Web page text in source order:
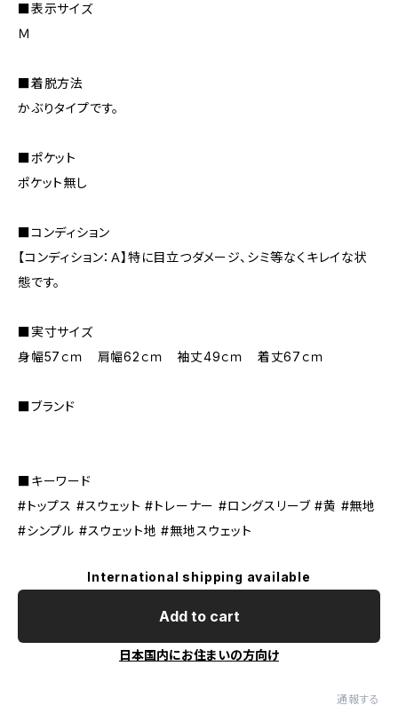
■表示サイズ
Ｍ
■着脱方法
かぶりタイプです。
■ポケット
ポケット無し
■コンディション
【コンディション：Ａ】特に目立つダメージ、シミ等なくキレイな状
態です。
■実寸サイズ
身幅57ｃｍ 肩幅62ｃｍ 袖丈49ｃｍ 着丈67ｃｍ
■ブランド
■キーワード
#トップス #スウェット #トレーナー #ロングスリーブ #黄 #無地
#シンプル #スウェット地 #無地スウェット
International shipping available
Add to cart
日本国内にお住まいの方向け
通報する